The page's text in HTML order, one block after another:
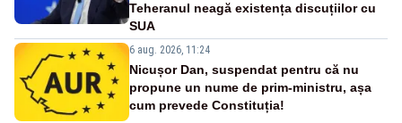
Teheranul neagă existența discuțiilor cu
SUA
6 aug. 2026, 11:24
Nicușor Dan, suspendat pentru că nu
propune un nume de prim-ministru, așa
cum prevede Constituția!